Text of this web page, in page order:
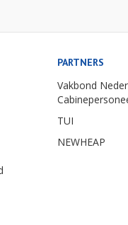
PARTNERS
Vakbond
TUI
NEWHEAP